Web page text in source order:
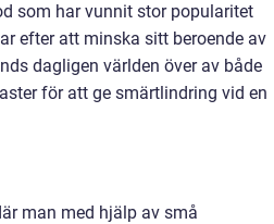
som har vunnit stor popularitet
efter att minska sitt beroende av
dagligen världen över av både
för att ge smärtlindring vid en
man med hjälp av små